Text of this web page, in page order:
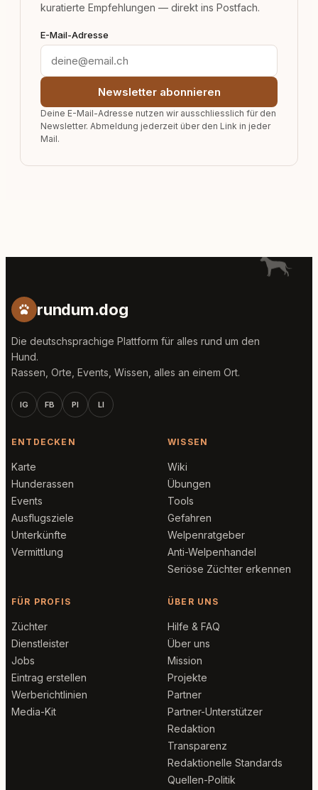
kuratierte Empfehlungen — direkt ins Postfach.
E-Mail-Adresse
Newsletter abonnieren
Deine E-Mail-Adresse nutzen wir ausschliesslich für den
Newsletter. Abmeldung jederzeit über den Link in jeder
Mail.
rundum.dog
Die deutschsprachige Plattform für alles rund um den
Hund.
Rassen, Orte, Events, Wissen, alles an einem Ort.
IG FB PI LI
ENTDECKEN
Karte
Hunderassen
Events
Ausflugsziele
Unterkünfte
Vermittlung
WISSEN
Wiki
Übungen
Tools
Gefahren
Welpenratgeber
Anti-Welpenhandel
Seriöse Züchter erkennen
FÜR PROFIS
Züchter
Dienstleister
Jobs
Eintrag erstellen
Werberichtlinien
Media-Kit
ÜBER UNS
Hilfe & FAQ
Über uns
Mission
Projekte
Partner
Partner-Unterstützer
Redaktion
Transparenz
Redaktionelle Standards
Quellen-Politik